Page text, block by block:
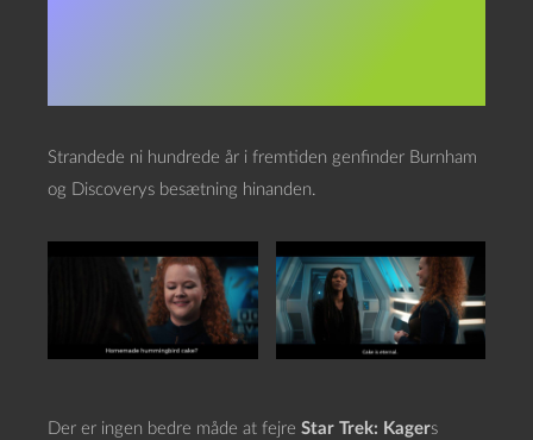
Strandede ni hundrede år i fremtiden genfinder Burnham
og Discoverys besætning hinanden.
Der er ingen bedre måde at fejre Star Trek: Kagers